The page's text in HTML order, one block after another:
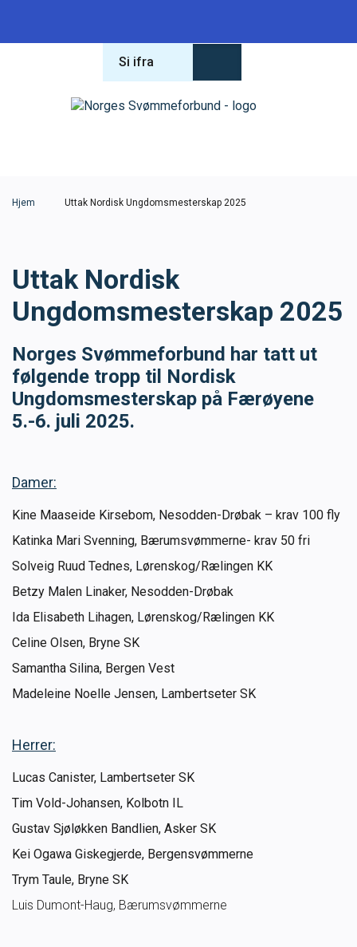
Forbundet
Antidoping
Konferanse 2026
Masterclass
Klubbdrift
For trenere
Tips og råd for utøvere og trenere
Utdanning
Blogg
Barneidrett
Ungdomsidrett
Para svømmeidrett for alle
Bredde og folkehelse
Skolesvømming
Si ifra
Hjem Uttak Nordisk Ungdomsmesterskap 2025
Uttak Nordisk
Ungdomsmesterskap 2025
Norges Svømmeforbund har tatt ut
følgende tropp til Nordisk
Ungdomsmesterskap på Færøyene
5.-6. juli 2025.
Damer:
Kine Maaseide Kirsebom, Nesodden-Drøbak – krav 100 fly
Katinka Mari Svenning, Bærumsvømmerne- krav 50 fri
Solveig Ruud Tednes, Lørenskog/Rælingen KK
Betzy Malen Linaker, Nesodden-Drøbak
Ida Elisabeth Lihagen, Lørenskog/Rælingen KK
Celine Olsen, Bryne SK
Samantha Silina, Bergen Vest
Madeleine Noelle Jensen, Lambertseter SK
Herrer:
Lucas Canister, Lambertseter SK
Tim Vold-Johansen, Kolbotn IL
Gustav Sjøløkken Bandlien, Asker SK
Kei Ogawa Giskegjerde, Bergensvømmerne
Trym Taule, Bryne SK
Luis Dumont-Haug, Bærumsvømmerne